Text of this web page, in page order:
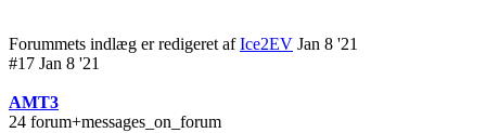
Forummets indlæg er redigeret afIce2EV Jan 8 '21
#17 Jan 8 '21
AMT3
24 forum+messages_on_forum